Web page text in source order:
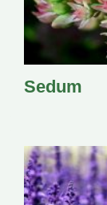
Sedum